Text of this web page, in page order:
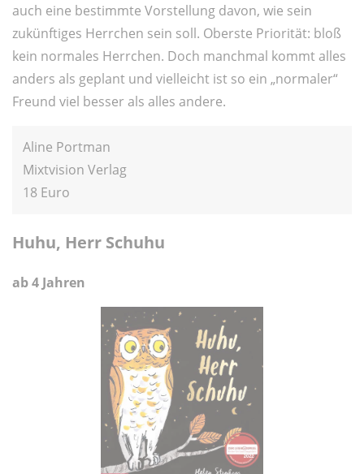
auch eine bestimmte Vorstellung davon, wie sein
zukünftiges Herrchen sein soll. Oberste Priorität: bloß
kein normales Herrchen. Doch manchmal kommt alles
anders als geplant und vielleicht ist so ein „normaler“
Freund viel besser als alles andere.
Aline Portman
Mixtvision Verlag
18 Euro
Huhu, Herr Schuhu
ab 4 Jahren